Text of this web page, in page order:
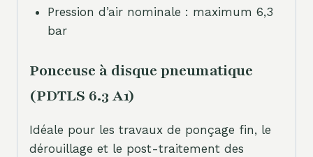
Pression d’air nominale : maximum 6,3
bar
Ponceuse à disque pneumatique
(PDTLS 6.3 A1)
Idéale pour les travaux de ponçage fin, le
dérouillage et le post-traitement des